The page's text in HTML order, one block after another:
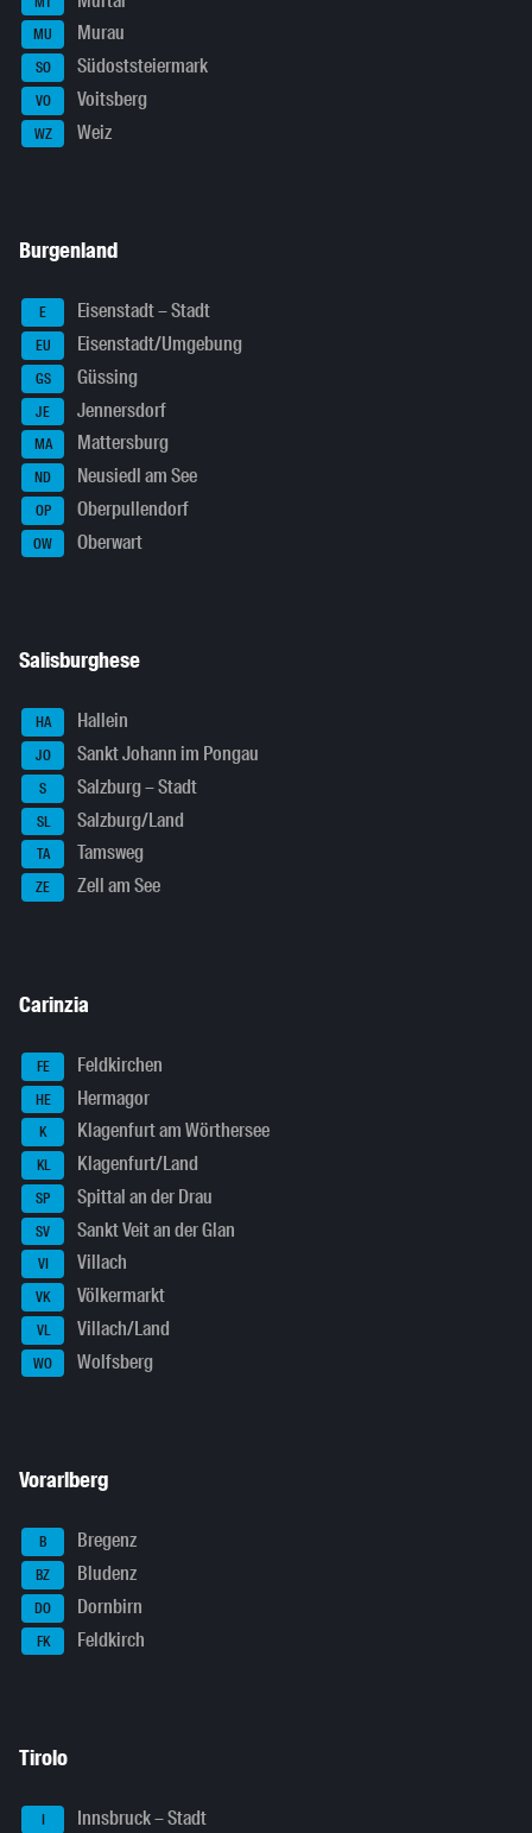
MU Murau
SO Südoststeiermark
VO Voitsberg
WZ Weiz
Burgenland
E Eisenstadt – Stadt
EU Eisenstadt/Umgebung
GS Güssing
JE Jennersdorf
MA Mattersburg
ND Neusiedl am See
OP Oberpullendorf
OW Oberwart
Salisburghese
HA Hallein
JO Sankt Johann im Pongau
S Salzburg – Stadt
SL Salzburg/Land
TA Tamsweg
ZE Zell am See
Carinzia
FE Feldkirchen
HE Hermagor
K Klagenfurt am Wörthersee
KL Klagenfurt/Land
SP Spittal an der Drau
SV Sankt Veit an der Glan
VI Villach
VK Völkermarkt
VL Villach/Land
WO Wolfsberg
Vorarlberg
B Bregenz
BZ Bludenz
DO Dornbirn
FK Feldkirch
Tirolo
I Innsbruck – Stadt